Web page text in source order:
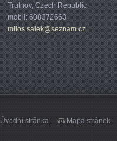
Trutnov, Czech Republic
mobil: 608372663
milos.salek@seznam.cz
Úvodní stránka Mapa stránek